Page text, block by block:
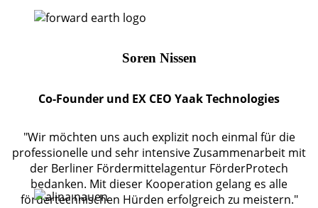
Soren Nissen
Co-Founder und EX CEO Yaak Technologies
"Wir möchten uns auch explizit noch einmal für die
professionelle und sehr intensive Zusammenarbeit mit
der Berliner Fördermittelagentur FörderProtech
bedanken. Mit dieser Kooperation gelang es alle
fördertechnischen Hürden erfolgreich zu meistern."